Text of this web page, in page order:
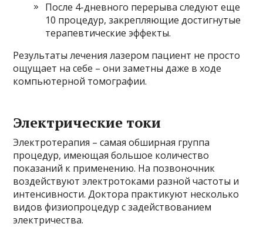
После 4-дневного перерыва следуют еще
10 процедур, закрепляющие достигнутые
терапевтические эффекты.
Результаты лечения лазером пациент не просто
ощущает на себе – они заметны даже в ходе
компьютерной томографии.
Электрические токи
Электротерапия – самая обширная группа
процедур, имеющая большое количество
показаний к применению. На позвоночник
воздействуют электротоками разной частоты и
интенсивности. Доктора практикуют несколько
видов физиопроцедур с задействованием
электричества.